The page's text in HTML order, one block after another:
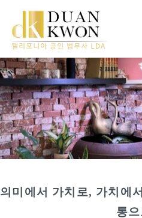
의미에서 가치로, 가치에
통으